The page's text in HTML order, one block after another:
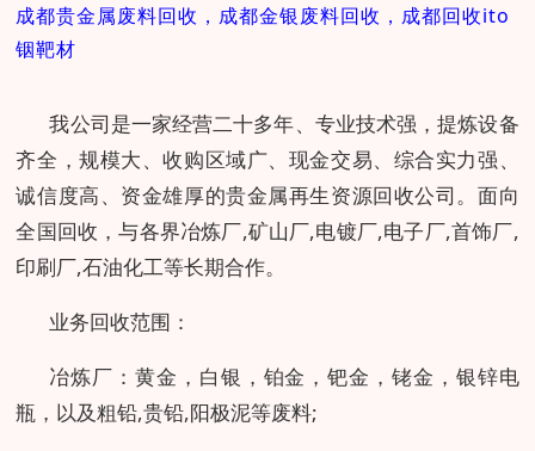
成都贵金属废料回收，成都金银废料回收，成都回收ito
铟靶材
我公司是一家经营二十多年、专业技术强，提炼设备
齐全，规模大、收购区域广、现金交易、综合实力强、
诚信度高、资金雄厚的贵金属再生资源回收公司。面向
全国回收，与各界冶炼厂,矿山厂,电镀厂,电子厂,首饰厂,
印刷厂,石油化工等长期合作。
业务回收范围：
冶炼厂：黄金，白银，铂金，钯金，铑金，银锌电
瓶，以及粗铅,贵铅,阳极泥等废料;